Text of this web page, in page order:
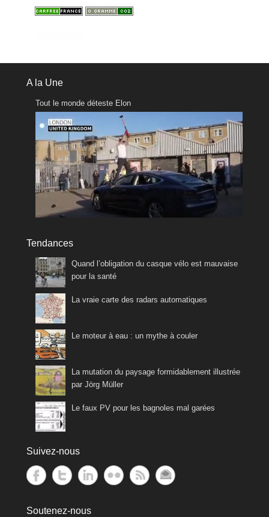
A la Une
Tout le monde déteste Elon
Tendances
Quand l’obligation du casque vélo est mauvaise
pour la santé
La vraie carte des radars automatiques
Le moteur à eau : un mythe à couler
La mutation du paysage formidablement illustrée
par Jörg Müller
Le faux PV pour les bagnoles mal garées
Suivez-nous
Soutenez-nous